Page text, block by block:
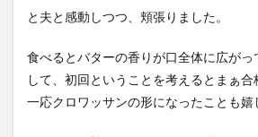
と夫と感動しつつ、頬張りました。
食べるとバターの香りが口全体に広がっ
して、初回ということを考えるとまぁ合
一応クロワッサンの形になったことも嬉